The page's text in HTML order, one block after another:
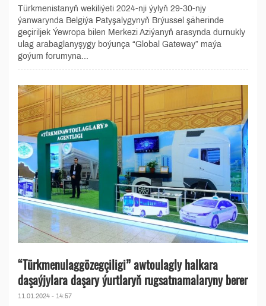
Türkmenistanyň wekiliýeti 2024-nji ýylyň 29-30-njy
ýanwarynda Belgiýa Patyşalygynyň Brýussel şäherinde
geçiriljek Ýewropa bilen Merkezi Aziýanyň arasynda durnukly
ulag arabaglanyşygy boýunça “Global Gateway” maýa
goýum forumyna...
“Türkmenulaggözegçiligi” awtoulagly halkara
daşaýjylara daşary ýurtlaryň rugsatnamalaryny berer
11.01.2024 - 14:57